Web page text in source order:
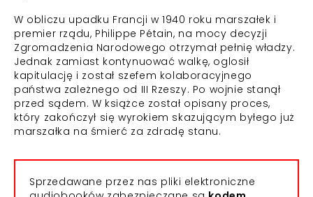
W obliczu upadku Francji w 1940 roku marszałek i
premier rządu, Philippe Pétain, na mocy decyzji
Zgromadzenia Narodowego otrzymał pełnię władzy.
Jednak zamiast kontynuować walkę, oglosił
kapitulację i został szefem kolaboracyjnego
państwa zależnego od III Rzeszy. Po wojnie stanął
przed sądem. W książce został opisany proces,
który zakończył się wyrokiem skazującym byłego już
marszałka na śmierć za zdradę stanu.
Sprzedawane przez nas pliki elektroniczne